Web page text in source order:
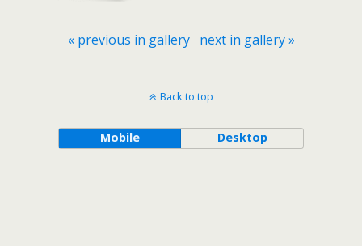
« previous in gallery next in gallery »
Back to top
Mobile Desktop